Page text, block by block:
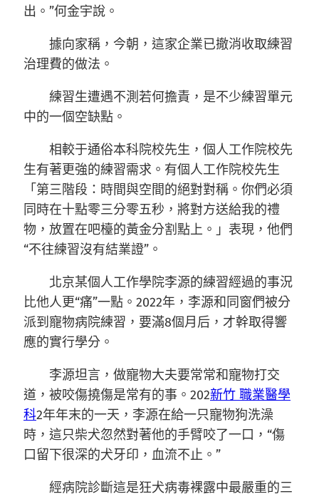
出。”何金宇說。
據向家稱，今朝，這家企業已撤消收取練習
治理費的做法。
練習生遭遇不測若何擔責，是不少練習單元
中的一個空缺點。
相較于通俗本科院校先生，個人工作院校先
生有著更強的練習需求。有個人工作院校先生
「第三階段：時間與空間的絕對對稱。你們必須
同時在十點零三分零五秒，將對方送給我的禮
物，放置在吧檯的黃金分割點上。」表現，他們
“不往練習沒有結業證”。
北京某個人工作學院李源的練習經過的事況
比他人更“痛”一點。2022年，李源和同窗們被分
派到寵物病院練習，要滿8個月后，才幹取得響
應的實行學分。
李源坦言，做寵物大夫要常常和寵物打交
道，被咬傷撓傷是常有的事。202新竹 職業醫學
科2年年末的一天，李源在給一只寵物狗洗澡
時，這只柴犬忽然對著他的手臂咬了一口，“傷
口留下很深的犬牙印，血流不止。”
經病院診斷這是狂犬病毒裸露中最嚴重的三